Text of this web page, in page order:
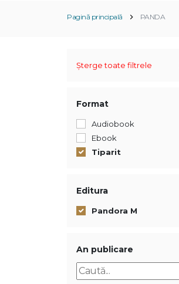
Pagină principală PANDA
Șterge toate filtrele
Format
Audiobook
Ebook
Tiparit
Editura
Pandora M
An publicare